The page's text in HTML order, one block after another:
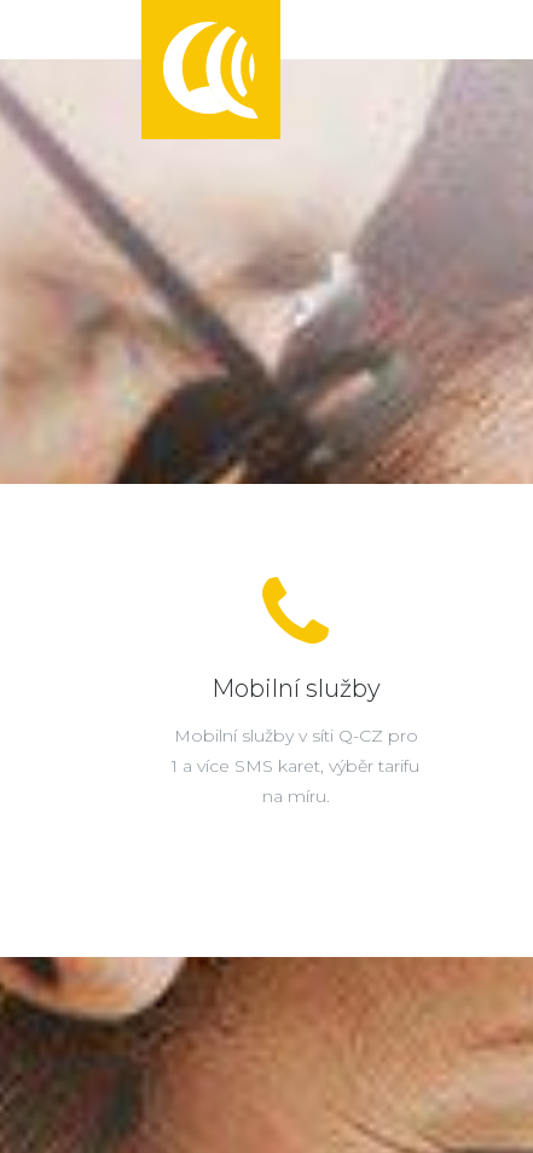
Mobilní služby
Mobilní služby v síti Q-CZ pro
1 a více SMS karet, výběr tarifu
na míru.